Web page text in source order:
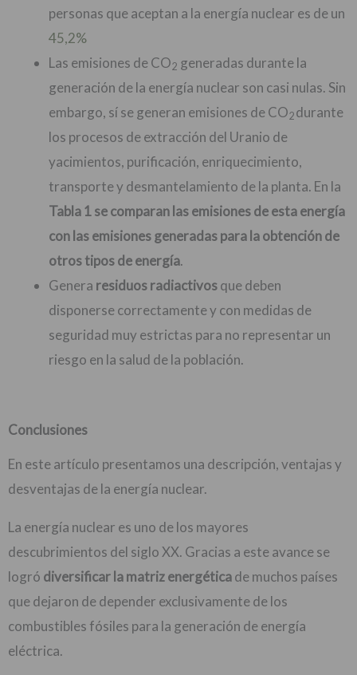
personas que aceptan a la energía nuclear es de un
45,2%
Las emisiones de CO2 generadas durante la
generación de la energía nuclear son casi nulas. Sin
embargo, sí se generan emisiones de CO2durante
los procesos de extracción del Uranio de
yacimientos, purificación, enriquecimiento,
transporte y desmantelamiento de la planta. En la
Tabla 1 se comparan las emisiones de esta energía
con las emisiones generadas para la obtención de
otros tipos de energía.
Genera residuos radiactivosque deben
disponerse correctamente y con medidas de
seguridad muy estrictas para no representar un
riesgo en la salud de la población.
Conclusiones
En este artículo presentamos una descripción, ventajas y
desventajas de la energía nuclear.
La energía nuclear es uno de los mayores
descubrimientos del siglo XX. Gracias a este avance se
logró diversificar la matriz energéticade muchos países
que dejaron de depender exclusivamente de los
combustibles fósiles para la generación de energía
eléctrica.